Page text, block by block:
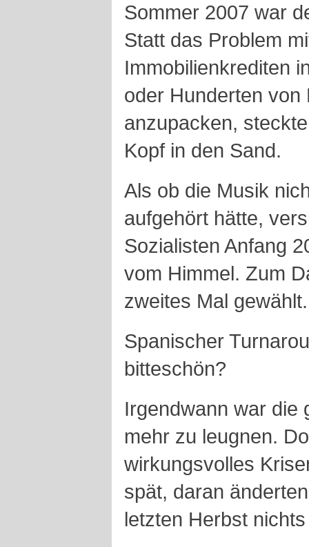
Sommer 2007 war
Statt das Problem
Immobilienkrediten
oder Hunderten von
anzupacken,
Kopf in den Sand.
Als ob die Musik
aufgehört hätte,
Sozialisten Anfang
vom Himmel. Zum
zweites Mal gewählt.
Spanischer
bitteschön?
Irgendwann war die
mehr zu leugnen.
wirkungsvolles
spät, daran
letzten Herbst